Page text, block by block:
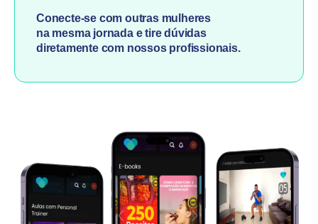
Conecte-se com outras mulheres
na mesma jornada e tire dúvidas
diretamente com nossos profissionais.